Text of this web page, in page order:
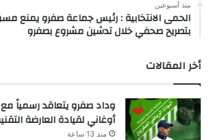
منذ أسبوعين
الحمى الانتخابية : رئيس جماعة صفرو يمنع
بتصريح صحفي خلال تدشين مشروع بصفرو
أخر المقالات
وداد صفرو يتعاقد رسمياً مع
أوغاني لقيادة العارضة
منذ 13 ساعة